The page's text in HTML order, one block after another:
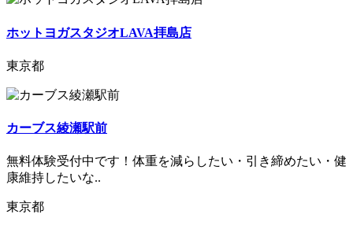
ホットヨガスタジオLAVA拝島店
東京都
カーブス綾瀬駅前
無料体験受付中です！体重を減らしたい・引き締めたい・健
康維持したいな..
東京都